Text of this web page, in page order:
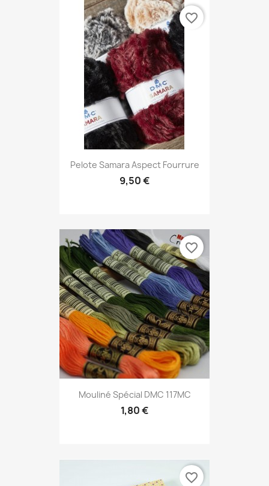
Pelote Samara Aspect Fourrure
9,50 €
favorite_border
Mouliné Spécial DMC 117MC
1,80 €
favorite_border
favorite_border